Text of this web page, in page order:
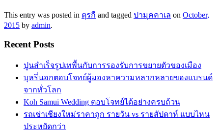
This entry was posted in ตุรกี and tagged ปามุคคาเล on October,
2015 by admin.
Recent Posts
ปูนสำเร็จรูปเทพื้นกับการรองรับการขยายตัวของเมือง
บุหรี่นอกตอบโจทย์ผู้มองหาความหลากหลายของแบรนด์
จากทั่วโลก
Koh Samui Wedding ตอบโจทย์ได้อย่างครบถ้วน
รถเช่าเชียงใหม่ราคาถูก รายวัน vs รายสัปดาห์ แบบไหน
ประหยัดกว่า